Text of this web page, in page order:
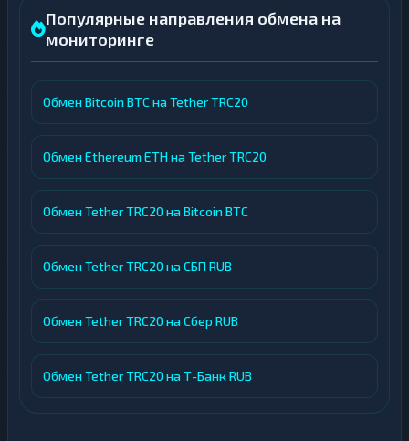
Популярные направления обмена на
мониторинге
Обмен Bitcoin BTC на Tether TRC20
Обмен Ethereum ETH на Tether TRC20
Обмен Tether TRC20 на Bitcoin BTC
Обмен Tether TRC20 на СБП RUB
Обмен Tether TRC20 на Сбер RUB
Обмен Tether TRC20 на Т-Банк RUB